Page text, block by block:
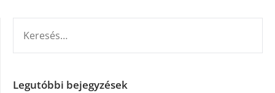
Legutóbbi bejegyzések